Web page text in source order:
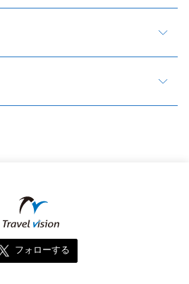
フォローする